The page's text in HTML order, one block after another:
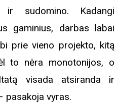
sudomino. Kadangi
gaminius, darbas labai
prie vieno projekto, kitą
to nėra monotonijos, o
visada atsiranda ir
pasakoja vyras.